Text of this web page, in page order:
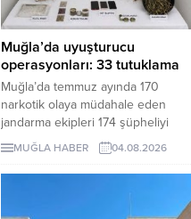
Muğla’da uyuşturucu
operasyonları: 33 tutuklama
Muğla’da temmuz ayında 170
narkotik olaya müdahale eden
jandarma ekipleri 174 şüpheliyi
yakaladı. Şüphelilerden 33’ü
MUĞLA HABER 04.08.2026